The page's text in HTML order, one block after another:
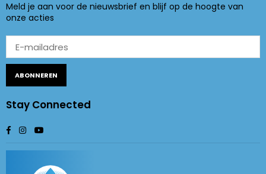
Meld je aan voor de nieuwsbrief en blijf op de hoogte van
onze acties
ABONNEREN
Stay Connected
Facebook
Instagram